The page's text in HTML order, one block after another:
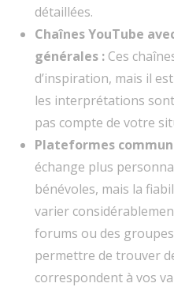
détaillées.
Chaînes YouTube
générales : Ces
d’inspiration, mais il
les interprétations
pas compte de votre
Plateformes
échange plus
bénévoles, mais la
varier
forums ou des
permettre de trouver
correspondent à vos